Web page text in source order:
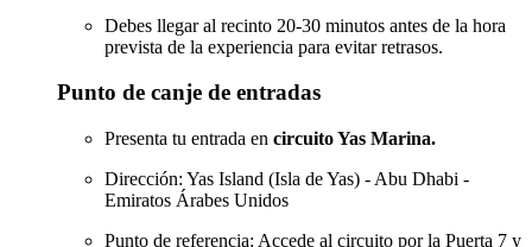
Debes llegar al recinto 20-30 minutos antes de la hora
prevista de la experiencia para evitar retrasos.
Punto de canje de entradas
Presenta tu entrada en circuito Yas Marina.
Dirección: Yas Island (Isla de Yas) - Abu Dhabi -
Emiratos Árabes Unidos
Punto de referencia: Accede al circuito por la Puerta 7 y